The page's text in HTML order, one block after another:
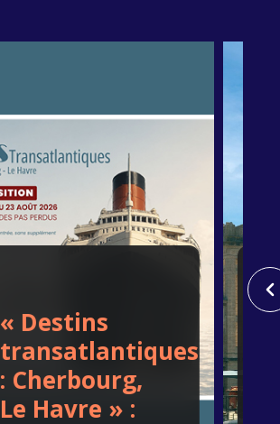
« Destins
transatlantiques
: Cherbourg,
Le Havre » :